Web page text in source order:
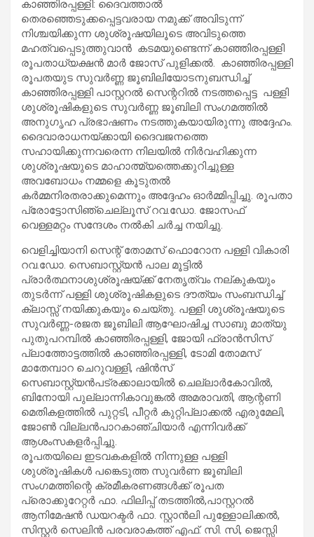
കാഞ്ഞിരപ്പള്ളി: ദൈവത്താൽ
തെരഞ്ഞെടുക്കപ്പെട്ടവരായ നമുക്ക് അവിടുന്ന്
നിശ്ചയിക്കുന്ന ശുശ്രൂഷയിലൂടെ അവിടുത്തെ
മഹത്വപ്പെടുത്തുവാന്‍ കടമയുണ്ടെന്ന് കാഞ്ഞിരപ്പള്ളി
രൂപതാധ്യക്ഷന്‍ മാര്‍ ജോസ് പുളിക്കല്‍. കാഞ്ഞിരപ്പള്ളി
രൂപതയുട സുവർണ്ണ ജൂബിലിയോടനുബന്ധിച്ച്
കാഞ്ഞിരപ്പള്ളി പാസ്റ്ററൽ സെന്ററിൽ നടത്തപ്പെട്ട പള്ളി
ശുശ്രൂഷികളുടെ സുവർണ്ണ ജൂബിലി സംഗമത്തില്‍
അനുഗൃഹ പ്രഭാഷണം നടത്തുകയായിരുന്നു അദ്ദേഹം.
ദൈവാരാധനയ്ക്കായി ദൈവജനത്തെ
സഹായിക്കുന്നവരെന്ന നിലയിൽ നിർവഹിക്കുന്ന
ശുശ്രൂഷയുടെ മാഹാത്മ്യത്തെക്കുറിച്ചുള്ള
അവബോധം നമ്മളെ കൂടുതൽ
കർമ്മനിരതരാക്കുമെന്നും അദ്ദേഹം ഓര്‍മ്മിപ്പിച്ചു. രൂപതാ
പ്രോട്ടോസിഞ്ചെല്ലൂസ് റവ.ഡോ. ജോസഫ്
വെള്ളമറ്റം സന്ദേശം നല്‍കി ചര്‍ച്ച നയിച്ചു.
വെളിച്ചിയാനി സെന്റ് തോമസ് ഫൊറോന പള്ളി വികാരി
റവ.ഡോ. സെബാസ്റ്റ്യൻ പാല മൂട്ടിൽ
പ്രാര്‍ത്ഥനാശുശ്രൂഷയ്ക്ക് നേതൃത്വം നല്കുകയും
തുടർന്ന് പള്ളി ശുശ്രൂഷികളുടെ ദൗത്യം സംബന്ധിച്ച്
ക്ലാസ്സ് നയിക്കുകയും ചെയ്തു. പള്ളി ശുശ്രൂഷയുടെ
സുവര്‍ണ്ണ-രജത ജൂബിലി ആഘോഷിച്ച സാബു മാത്യു
പുതുപറമ്പിൽ കാഞ്ഞിരപ്പള്ളി, ജോയി ഫ്രാൻസിസ്
പ്ലാത്തോട്ടത്തിൽ കാഞ്ഞിരപ്പള്ളി, ടോമി തോമസ്
മാതേമ്പാറ ചെറുവള്ളി, ഷിൻസ്
സെബാസ്റ്റ്യൻപട്രക്കാലായിൽ ചെല്ലാർകോവിൽ,
ബിനോയി പുല്ലാന്നികാവുങ്കൽ അമരാവതി, ആന്റണി
മെതികളത്തിൽ പുറ്റടി, പീറ്റർ കുറ്റിപ്ലാക്കൽ എരുമേലി,
ജോൺ വില്ലൻപാറകാഞ്ചിയാർ എന്നിവർക്ക്
ആശംസകളർപ്പിച്ചു.
രൂപതയിലെ ഇടവകകളിൽ നിന്നുള്ള പള്ളി
ശുശ്രൂഷികൾ പങ്കെടുത്ത സുവർണ ജൂബിലി
സംഗമത്തിന്റെ ക്രമീകരണങ്ങൾക്ക് രൂപത
പ്രൊക്കുറേറ്റർ ഫാ. ഫിലിപ്പ് തടത്തിൽ,പാസ്റ്ററൽ
ആനിമേഷൻ ഡയറക്ടർ ഫാ. സ്റ്റാൻലി പുള്ളോലിക്കൽ,
സിസ്റ്റർ സെലിൻ പരവരാകത്ത് എഫ്. സി. സി, ജെസ്സി